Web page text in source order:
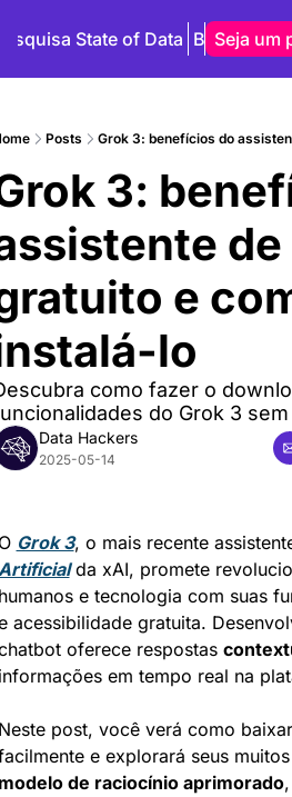
State of Data BlogSeja um
Posts Grok 3: benefícios do
3:
de
e
lo
como fazer o
do Grok 3
Data Hackers
2025-05-14
Grok 3, o mais recente
da xAI, promete
e tecnologia com suas
acessibilidade gratuita.
oferece respostas
em tempo real na
post, você verá como
de raciocínio aprimorado